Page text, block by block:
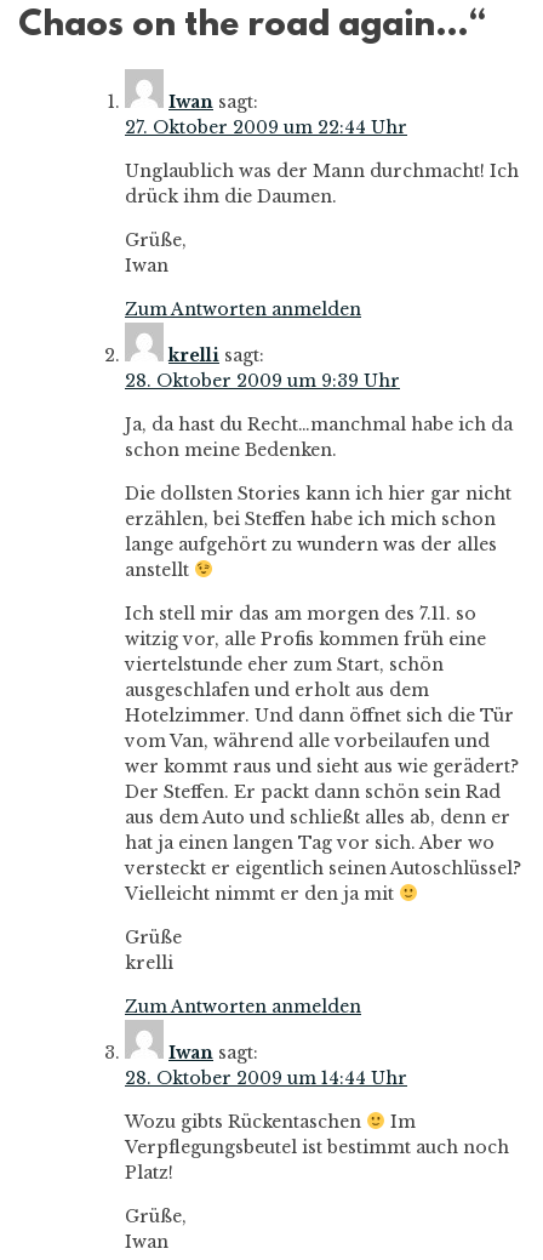
Chaos on the road again…“
Iwan sagt:
27. Oktober 2009 um 22:44 Uhr
Unglaublich was der Mann durchmacht! Ich
drück ihm die Daumen.
Grüße,
Iwan
Zum Antworten anmelden
krelli sagt:
28. Oktober 2009 um 9:39 Uhr
Ja, da hast du Recht…manchmal habe ich da
schon meine Bedenken.
Die dollsten Stories kann ich hier gar nicht
erzählen, bei Steffen habe ich mich schon
lange aufgehört zu wundern was der alles
anstellt
Ich stell mir das am morgen des 7.11. so
witzig vor, alle Profis kommen früh eine
viertelstunde eher zum Start, schön
ausgeschlafen und erholt aus dem
Hotelzimmer. Und dann öffnet sich die Tür
vom Van, während alle vorbeilaufen und
wer kommt raus und sieht aus wie gerädert?
Der Steffen. Er packt dann schön sein Rad
aus dem Auto und schließt alles ab, denn er
hat ja einen langen Tag vor sich. Aber wo
versteckt er eigentlich seinen Autoschlüssel?
Vielleicht nimmt er den ja mit
Grüße
krelli
Zum Antworten anmelden
Iwan sagt:
28. Oktober 2009 um 14:44 Uhr
Wozu gibts Rückentaschen
Im
Verpflegungsbeutel ist bestimmt auch noch
Platz!
Grüße,
Iwan